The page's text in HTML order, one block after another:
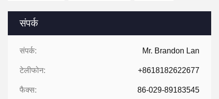
संपर्क
संपर्क: Mr. Brandon Lan
टेलीफोन: +8618182622677
फैक्स: 86-029-89183545